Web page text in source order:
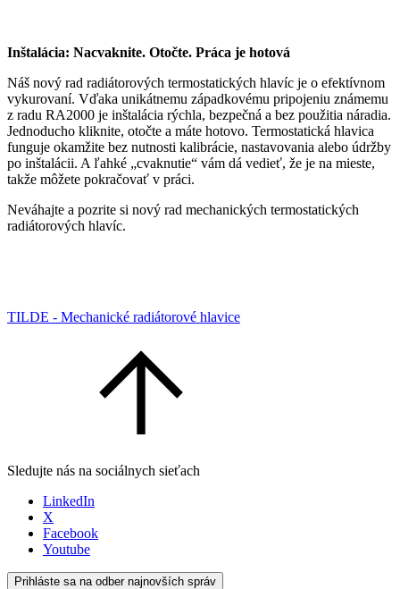
Inštalácia: Nacvaknite. Otočte. Práca je hotová
Náš nový rad radiátorových termostatických hlavíc je o efektívnom
vykurovaní. Vďaka unikátnemu západkovému pripojeniu známemu
z radu RA2000 je inštalácia rýchla, bezpečná a bez použitia náradia.
Jednoducho kliknite, otočte a máte hotovo. Termostatická hlavica
funguje okamžite bez nutnosti kalibrácie, nastavovania alebo údržby
po inštalácii. A ľahké „cvaknutie“ vám dá vedieť, že je na mieste,
takže môžete pokračovať v práci.
Neváhajte a pozrite si nový rad mechanických termostatických
radiátorových hlavíc.
TILDE - Mechanické radiátorové hlavice
Sledujte nás na sociálnych sieťach
LinkedIn
X
Facebook
Youtube
Prihláste sa na odber najnovších správ